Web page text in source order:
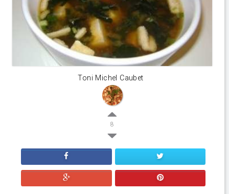
Toni Michel Caubet
8